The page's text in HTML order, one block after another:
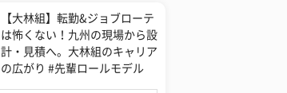
【大林組】転勤&ジョブローテ
は怖くない！九州の現場から設
計・見積へ。大林組のキャリア
の広がり #先輩ロールモデル